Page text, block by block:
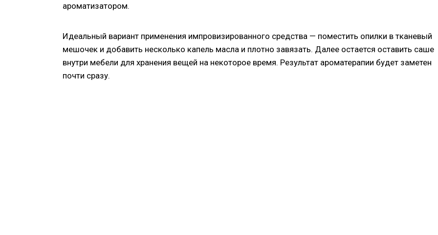
ароматизатором.
Идеальный вариант применения импровизированного средства — поместить опилки в тканевый
мешочек и добавить несколько капель масла и плотно завязать. Далее остается оставить саше
внутри мебели для хранения вещей на некоторое время. Результат ароматерапии будет заметен
почти сразу.